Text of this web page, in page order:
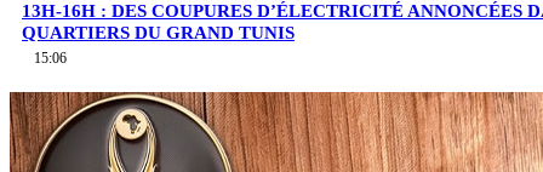
13H-16H : DES COUPURES D’ÉLECTRICITÉ ANNONCÉES
QUARTIERS DU GRAND TUNIS
15:06